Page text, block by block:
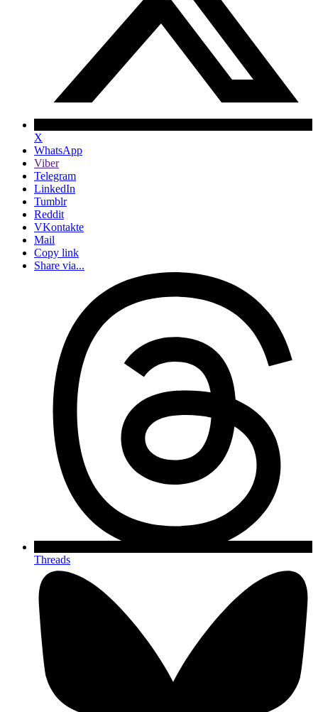
X
WhatsApp
Viber
Telegram
LinkedIn
Tumblr
Reddit
VKontakte
Mail
Copy link
Share via...
Threads